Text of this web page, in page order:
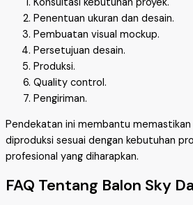
Penentuan ukuran dan desain.
Pembuatan visual mockup.
Persetujuan desain.
Produksi.
Quality control.
Pengiriman.
Pendekatan ini membantu
diproduksi sesuai dengan kebutuhan
profesional yang diharapkan.
FAQ Tentang Balon Sky